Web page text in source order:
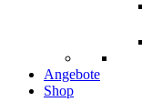
Angebote
Shop